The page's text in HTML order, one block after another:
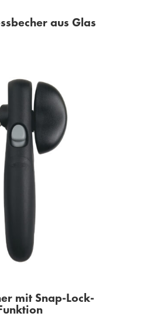
aus Glas
mit Snap-Lock-